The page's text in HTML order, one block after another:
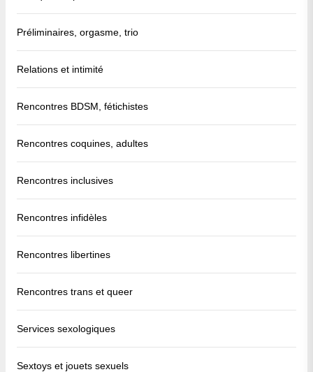
Préliminaires, orgasme, trio
Relations et intimité
Rencontres BDSM, fétichistes
Rencontres coquines, adultes
Rencontres inclusives
Rencontres infidèles
Rencontres libertines
Rencontres trans et queer
Services sexologiques
Sextoys et jouets sexuels